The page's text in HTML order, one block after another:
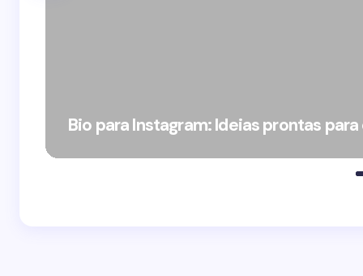
Bio para Instagram: Ideias prontas